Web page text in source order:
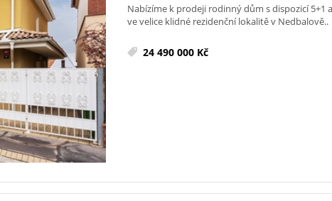
Nabízíme k prodeji rodinný dům s dispozicí 5+1
ve velice klidné rezidenční lokalitě v Nedbalově..
24 490 000 Kč